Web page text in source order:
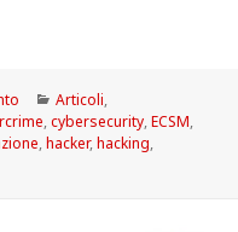
Categorie
Articoli,
,cybersecurity,ECSM,
,hacker,hacking,